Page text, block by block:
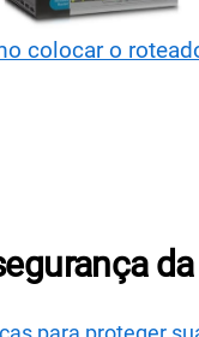
colocar o